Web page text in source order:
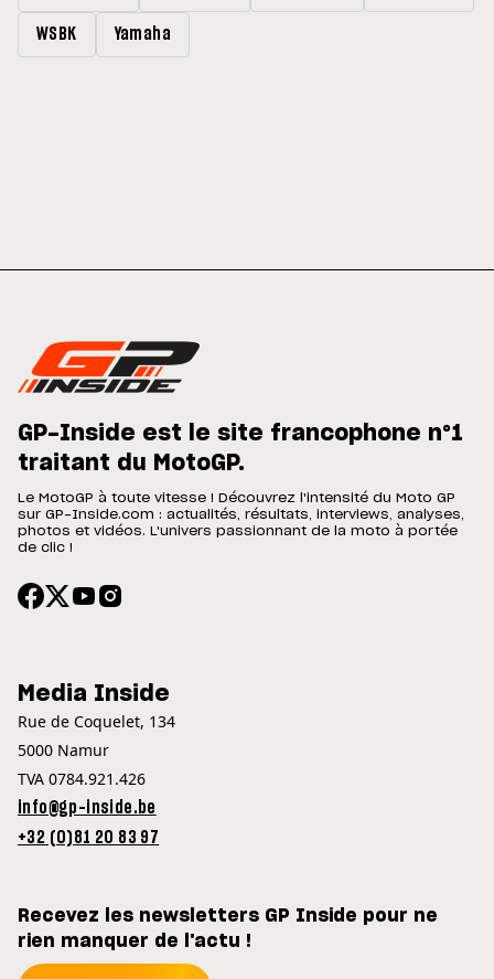
WSBK Yamaha
GP-Inside est le site francophone n°1
traitant du MotoGP.
Le MotoGP à toute vitesse ! Découvrez l'intensité du Moto GP
sur GP-Inside.com : actualités, résultats, interviews, analyses,
photos et vidéos. L'univers passionnant de la moto à portée
de clic !
Media Inside
Rue de Coquelet, 134
5000 Namur
TVA 0784.921.426
info@gp-inside.be
+32 (0)81 20 83 97
Recevez les newsletters GP Inside pour ne
rien manquer de l'actu !